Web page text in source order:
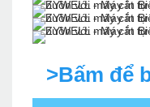
>Bấm để